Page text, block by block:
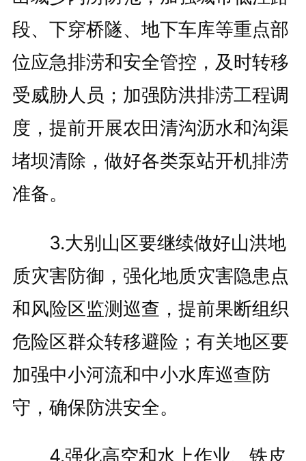
段、下穿桥隧、地下车库等重点部
位应急排涝和安全管控，及时转移
受威胁人员；加强防洪排涝工程调
度，提前开展农田清沟沥水和沟渠
堵坝清除，做好各类泵站开机排涝
准备。
3.大别山区要继续做好山洪地
质灾害防御，强化地质灾害隐患点
和风险区监测巡查，提前果断组织
危险区群众转移避险；有关地区要
加强中小河流和中小水库巡查防
守，确保防洪安全。
4.强化高空和水上作业、铁皮